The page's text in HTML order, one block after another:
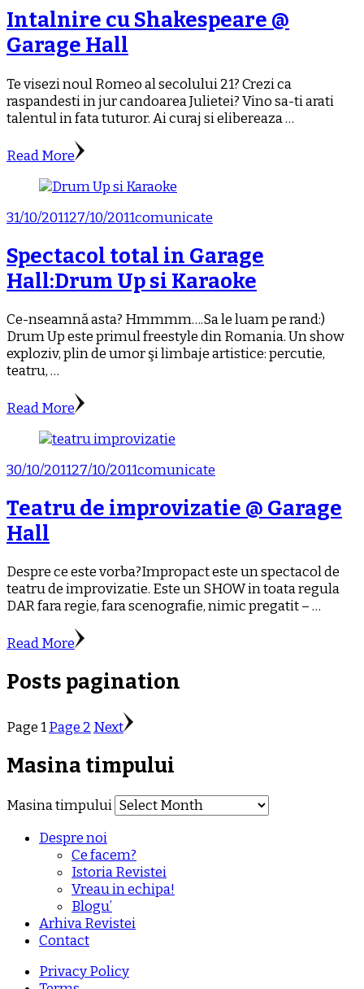
Intalnire cu Shakespeare @
Garage Hall
Te visezi noul Romeo al secolului 21? Crezi ca
raspandesti in jur candoarea Julietei? Vino sa-ti arati
talentul in fata tuturor. Ai curaj si elibereaza …
Read More
31/10/201127/10/2011comunicate
Spectacol total in Garage
Hall:Drum Up si Karaoke
Ce-nseamnă asta? Hmmmm….Sa le luam pe rand:)
Drum Up este primul freestyle din Romania. Un show
exploziv, plin de umor şi limbaje artistice: percutie,
teatru, …
Read More
30/10/201127/10/2011comunicate
Teatru de improvizatie @ Garage
Hall
Despre ce este vorba?Impropact este un spectacol de
teatru de improvizatie. Este un SHOW in toata regula
DAR fara regie, fara scenografie, nimic pregatit – …
Read More
Posts pagination
Page1Page 2 Next
Masina timpului
Masina timpului
Despre noi
Ce facem?
Istoria Revistei
Vreau in echipa!
Blogu’
Arhiva Revistei
Contact
Privacy Policy